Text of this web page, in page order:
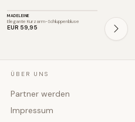
MADELEINE
Elegante Kurzarm-Schluppenbluse
EUR 59,95
SALE
EUR 99
ÜBER UNS
Partner werden
Impressum